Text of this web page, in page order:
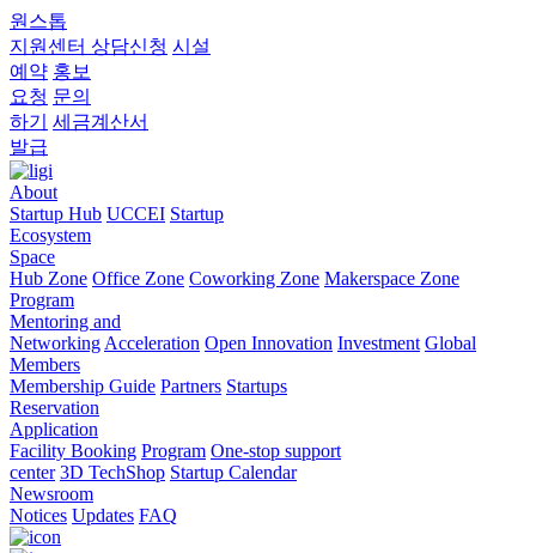
원스톱
지원센터 상담신청 시설
예약 홍보
요청 문의
하기
세금계산서
발급
About
Startup Hub UCCEI Startup
Ecosystem
Space
Hub Zone Office Zone Coworking Zone Makerspace Zone
Program
Mentoring and
Networking Acceleration Open Innovation Investment Global
Members
Membership Guide Partners Startups
Reservation
Application
Facility Booking Program One-stop support
center 3D TechShop Startup Calendar
Newsroom
Notices Updates FAQ